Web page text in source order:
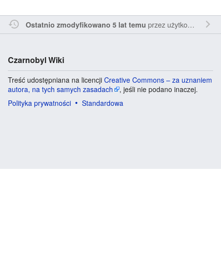
Ostatnio zmodyfikowano 5 lat temu przez użytkownika Bagration
Czarnobyl Wiki
Treść udostępniana na licencji Creative Commons – za uznaniem
autora, na tych samych zasadach
, jeśli nie podano inaczej.
Polityka prywatności
Standardowa